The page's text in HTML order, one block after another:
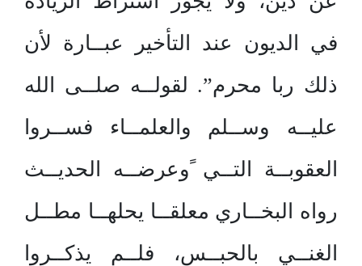
في الديون عند التأخير عبــارة لأن
ذلك ربا محرم”. لقولــه صلــى الله
عليــه وســلم والعلمــاء فســروا
العقوبــة التــي ًوعرضــه الحديــث
رواه البخــاري معلقــا يحلهــا مطــل
الغنــي بالحبــس، فلــم يذكــروا